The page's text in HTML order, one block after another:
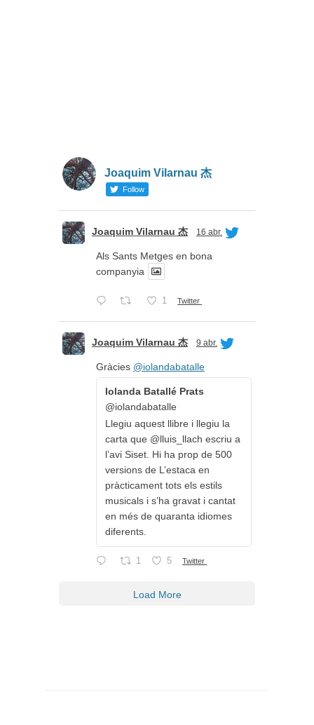
Joaquim Vilarnau 杰
Follow
Joaquim Vilarnau 杰 16 abr.
Als Sants Metges en bona
companyia
1 Twitter
Joaquim Vilarnau 杰 9 abr.
Gràcies @iolandabatalle
Iolanda Batallé Prats
@iolandabatalle
Llegiu aquest llibre i llegiu la
carta que @lluis_llach escriu a
l’avi Siset. Hi ha prop de 500
versions de L’estaca en
pràcticament tots els estils
musicals i s’ha gravat i cantat
en més de quaranta idiomes
diferents.
1 5 Twitter
Load More